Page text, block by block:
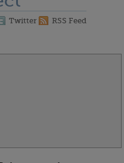
Twitter RSS Feed